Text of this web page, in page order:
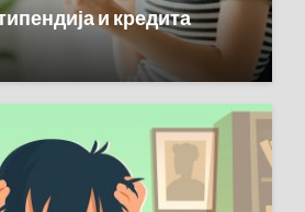
и кредита